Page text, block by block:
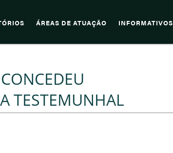
ÁREAS DE ATUAÇÃO INFORMATIVOS
TESTEMUNHAL